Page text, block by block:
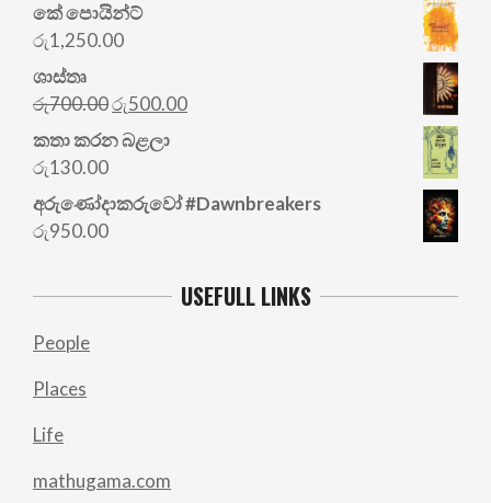
කේ පොයින්ට්
රු1,250.00
ශාස්තෘ
රු700.00Original
price
was:
රු500.00Current
කතා කරන බළලා
රු130.00
අරු‍ණෝදාකරුවෝ #Dawnbreakers
රු950.00
USEFULL LINKS
People
Places
Life
mathugama.com